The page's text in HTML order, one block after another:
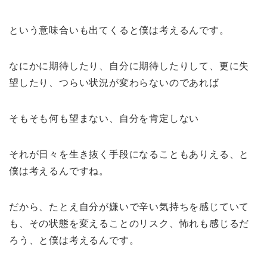
という意味合いも出てくると僕は考えるんです。
なにかに期待したり、自分に期待したりして、更に失
望したり、つらい状況が変わらないのであれば
そもそも何も望まない、自分を肯定しない
それが日々を生き抜く手段になることもありえる、と
僕は考えるんですね。
だから、たとえ自分が嫌いで辛い気持ちを感じていて
も、その状態を変えることのリスク、怖れも感じるだ
ろう、と僕は考えるんです。